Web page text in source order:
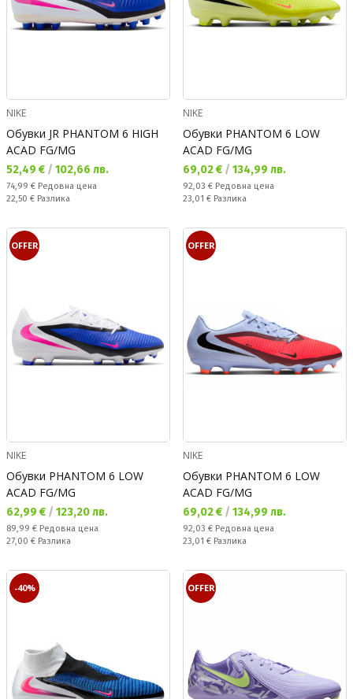
NIKE
Обувки JR PHANTOM 6 HIGH
ACAD FG/MG
Текуща цена:
52,49 € / 102,66 лв.
Редовна цена:
74,99 € Редовна цена
Спестявате:
22,50 € Разлика
NIKE
Обувки PHANTOM 6 LOW
ACAD FG/MG
Текуща цена:
69,02 € / 134,99 лв.
Редовна цена:
92,03 € Редовна цена
Спестявате:
23,01 € Разлика
OFFER
NIKE
Обувки PHANTOM 6 LOW
ACAD FG/MG
Текуща цена:
62,99 € / 123,20 лв.
Редовна цена:
89,99 € Редовна цена
Спестявате:
27,00 € Разлика
OFFER
NIKE
Обувки PHANTOM 6 LOW
ACAD FG/MG
Текуща цена:
69,02 € / 134,99 лв.
Редовна цена:
92,03 € Редовна цена
Спестявате:
23,01 € Разлика
-40% OFFER